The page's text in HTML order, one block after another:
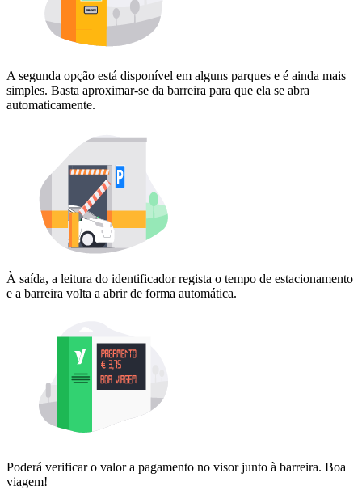
A segunda opção está disponível em alguns parques e é ainda mais
simples. Basta aproximar-se da barreira para que ela se abra
automaticamente.
À saída, a leitura do identificador regista o tempo de estacionamento
e a barreira volta a abrir de forma automática.
Poderá verificar o valor a pagamento no visor junto à barreira. Boa
viagem!